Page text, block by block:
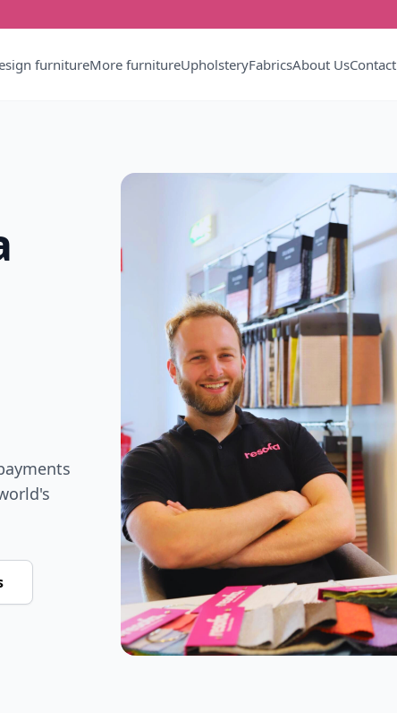
furnitureMore furnitureUpholsteryFabricsAbout UsContact